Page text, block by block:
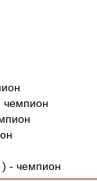
- чемпион